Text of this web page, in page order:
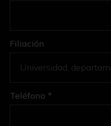
Filiación
Teléfono *